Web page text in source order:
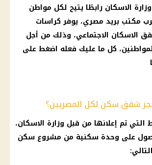
وزارة الاسكان رابطًا يتيح لكل مواطن
مكتب بريد مصري، يوفركراسات
الاسكان الاجتماعي، وذلك من أجل
، كل ما عليك فعله اضغط على
شقق سكن لكل المصريين؟
التي تم إعلانها من قبل وزارة الاسكان،
على وحدة سكنية من مشروع سكن